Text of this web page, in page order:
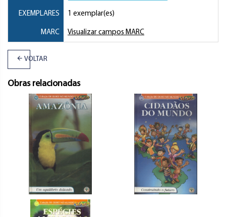
EXEMPLARES 1 exemplar(es)
MARC Visualizar campos MARC
VOLTAR
Obras relacionadas